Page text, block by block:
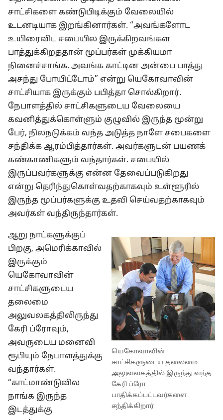
சாட்சிகளை கண்டுபிடிக்கும் வேலையில்
உடனடியாக இறங்கினார்கள். “அவங்களோட
உயிரைவிட சபையில இருக்கிறவங்கள
பாத்துக்கிறததான் மூப்பர்கள் முக்கியமா
நினைச்சாங்க. அவங்க காட்டின அன்பை பாத்து
அசந்து போயிட்டோம்” என்று யெகோவாவின்
சாட்சியாக இருக்கும் பபித்தா சொல்கிறார்.
நேபாளத்தில் சாட்சிகளுடைய வேலையை
கவனித்துக்கொள்ளும் குழுவில் இருந்த மூன்று
பேர், நிலநடுக்கம் வந்த அடுத்த நாளே சபைகளை
சந்திக்க ஆரம்பித்தார்கள். அவர்களுடன் பயணக்
கண்காணிகளும் வந்தார்கள். சபையில்
இருப்பவர்களுக்கு என்ன தேவைப்படுகிறது
என்று தெரிந்துகொள்வதற்காகவும் உள்ளூரில்
இருந்த மூப்பர்களுக்கு உதவி செய்வதற்காகவும்
அவர்கள் வந்திருந்தார்கள்.
யெகோவாவின்
சாட்சிகளுடைய தலைமை
அலுவலகத்தில் இருந்து வந்த
கேரி ப்ரோ
பாதிக்கப்பட்டவர்களை
சந்திக்கிறார்
ஆறு நாட்களுக்குப்
பிறகு, அமெரிக்காவில்
இருக்கும்
யெகோவாவின்
சாட்சிகளுடைய
தலைமை
அலுவலகத்திலிருந்து
கேரி ப்ரோவும்,
அவருடைய மனைவி
ரூபியும் நேபாளத்துக்கு
வந்தார்கள்.
“காட்மாண்டுவில
நாங்க இருந்த
இடத்துக்கு